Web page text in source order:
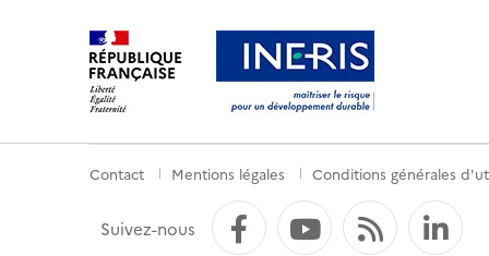
Menu
de
Contact Mentions légales Conditions générales
Suivez-nous FacebookYouTube
Flux RSS